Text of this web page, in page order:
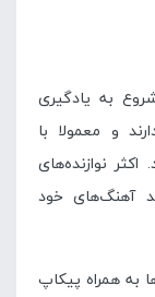
به یادگیری
و معمولا با
نوازنده‌های
آهنگ‌های خود
به همراه پیکاپ